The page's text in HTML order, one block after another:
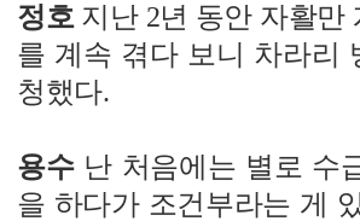
정호 지난 2년 동안 자활만
를 계속 겪다 보니 차라리
청했다.
용수난 처음에는 별로 수
을 하다가 조건부라는 게